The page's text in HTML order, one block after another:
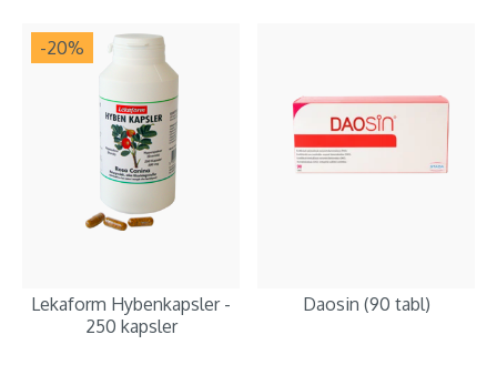
-20%
Lekaform Hybenkapsler -
250 kapsler
Daosin (90 tabl)